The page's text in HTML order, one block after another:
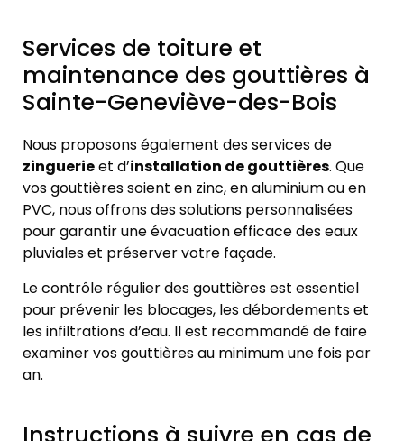
Services de toiture et
maintenance des gouttières à
Sainte-Geneviève-des-Bois
Nous proposons également des services de
zinguerieet d’installation de gouttières. Que
vos gouttières soient en zinc, en aluminium ou en
PVC, nous offrons des solutions personnalisées
pour garantir une évacuation efficace des eaux
pluviales et préserver votre façade.
Le contrôle régulier des gouttières est essentiel
pour prévenir les blocages, les débordements et
les infiltrations d’eau. Il est recommandé de faire
examiner vos gouttières au minimum une fois par
an.